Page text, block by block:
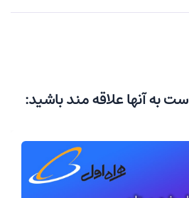
به آنها علاقه مند باشید: